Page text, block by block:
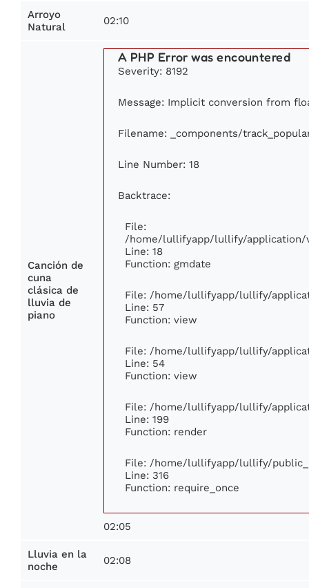
Arroyo
Natural
02:10
Canción de
cuna
clásica de
lluvia de
piano
A PHP Error was encountered
Severity: 8192
Message: Implicit conversion from
Filename: _components/
Line Number: 18
Backtrace:
File:
/home/lullifyapp/lullify/application/
Line: 18
Function: gmdate
File: /home/lullifyapp/lullify/
Line: 57
Function: view
File: /home/lullifyapp/lullify/
Line: 54
Function: view
File: /home/lullifyapp/lullify/
Line: 199
Function: render
File: /home/lullifyapp/lullify/
Line: 316
Function: require_once
02:05
Lluvia en la
noche
02:08